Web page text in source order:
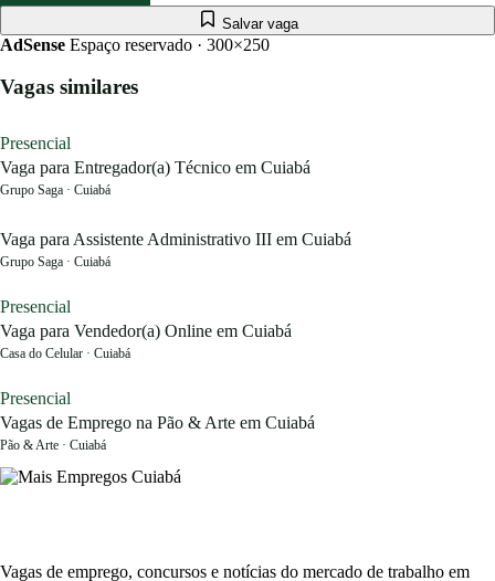
Salvar vaga
AdSense Espaço reservado · 300×250
Vagas similares
Presencial
Vaga para Entregador(a) Técnico em Cuiabá
Grupo Saga · Cuiabá
Vaga para Assistente Administrativo III em Cuiabá
Grupo Saga · Cuiabá
Presencial
Vaga para Vendedor(a) Online em Cuiabá
Casa do Celular · Cuiabá
Presencial
Vagas de Emprego na Pão & Arte em Cuiabá
Pão & Arte · Cuiabá
Vagas de emprego, concursos e notícias do mercado de trabalho em